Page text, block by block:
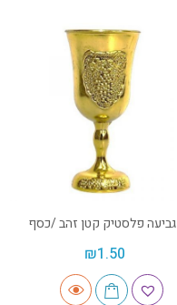
גביעה פלסטיק קטן זהב /כסף
₪1.50